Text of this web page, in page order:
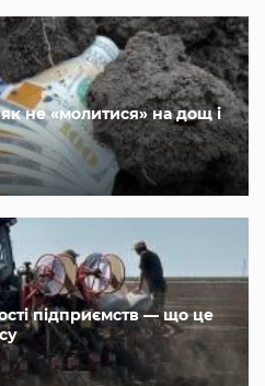
не «молитися» на дощ і
підприємств — що це